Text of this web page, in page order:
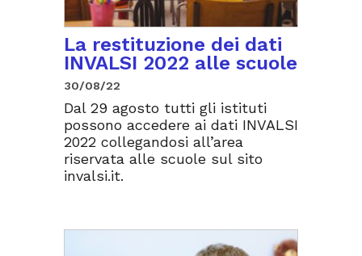
La restituzione dei dati
INVALSI 2022 alle scuole
30/08/22
Dal 29 agosto tutti gli istituti
possono accedere ai dati INVALSI
2022 collegandosi all’area
riservata alle scuole sul sito
invalsi.it.